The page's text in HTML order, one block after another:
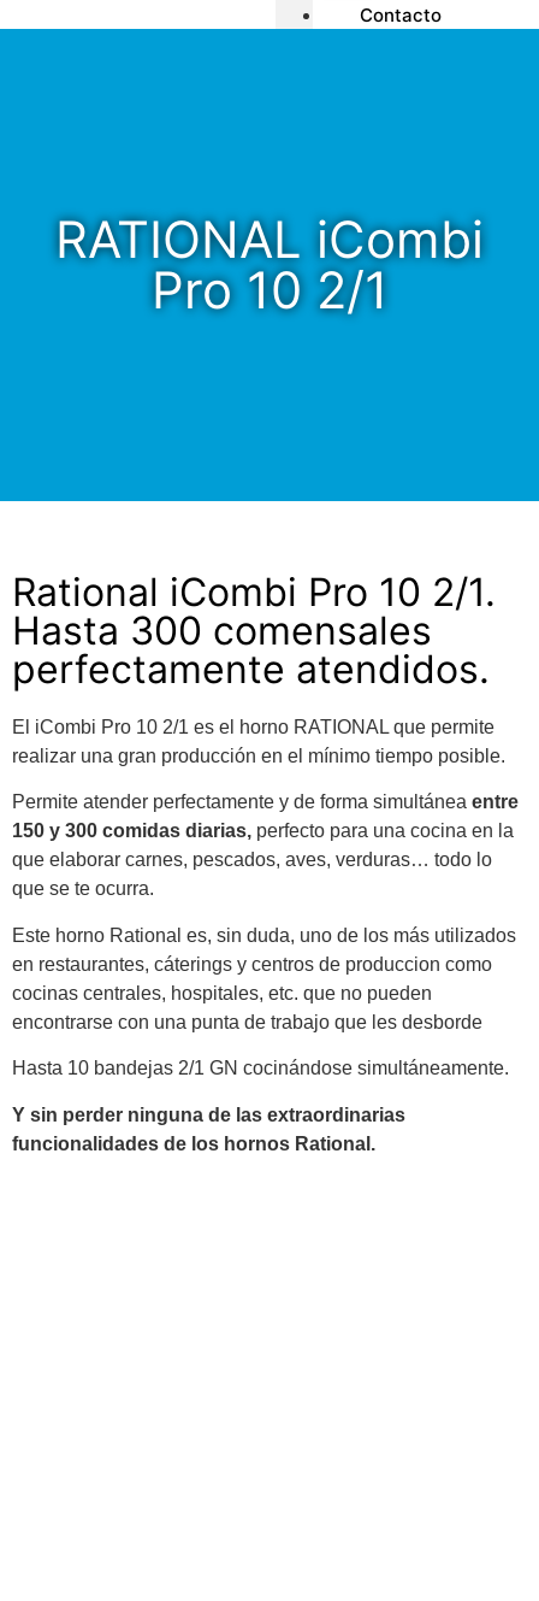
Contacto
RATIONAL iCombi
Pro 10 2/1
Rational iCombi Pro 10 2/1.
Hasta 300 comensales
perfectamente atendidos.
El iCombi Pro 10 2/1 es el horno RATIONAL que permite
realizar una gran producción en el mínimo tiempo posible.
Permite atender perfectamente y de forma simultánea entre
150 y 300 comidas diarias, perfecto para una cocina en la
que elaborar carnes, pescados, aves, verduras… todo lo
que se te ocurra.
Este horno Rational es, sin duda, uno de los más utilizados
en restaurantes, cáterings y centros de produccion como
cocinas centrales, hospitales, etc. que no pueden
encontrarse con una punta de trabajo que les desborde
Hasta 10 bandejas 2/1 GN cocinándose simultáneamente.
Y sin perder ninguna de las extraordinarias
funcionalidades de los hornos Rational.